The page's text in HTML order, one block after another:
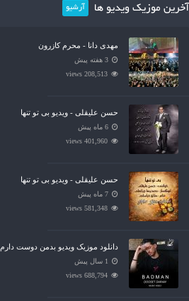
آخرین موزیک ویدیو ها آرشیو
مهدی دانا - محرم کازرون
3 هفته پیش
208,513 views
حسن علیقلی - ویدیو بی تو تنها
6 ماه پیش
401,960 views
حسن علیقلی - ویدیو بی تو تنها
7 ماه پیش
581,348 views
دانلود موزیک ویدیو بدمن دوست دارم
1 سال پیش
688,794 views